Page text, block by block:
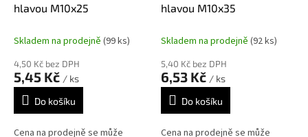
hlavou M10x25
Skladem na prodejně (99 ks)
4,50 Kč bez DPH
5,45 Kč / ks
Do košíku
Cena na prodejně se může
hlavou M10x35
Skladem na prodejně (92 ks)
5,40 Kč bez DPH
6,53 Kč / ks
Do košíku
Cena na prodejně se může